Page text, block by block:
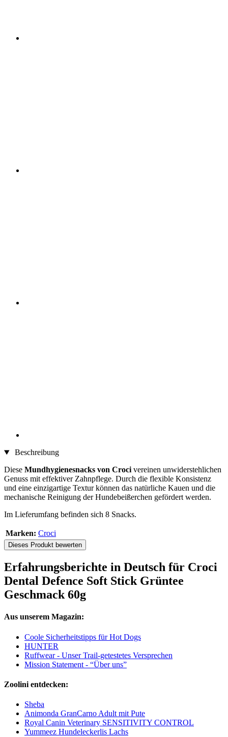
Beschreibung
Diese Mundhygienesnacks von Croci vereinen unwiderstehlichen
Genuss mit effektiver Zahnpflege. Durch die flexible Konsistenz
und eine einzigartige Textur können das natürliche Kauen und die
mechanische Reinigung der Hundebeißerchen gefördert werden.
Im Lieferumfang befinden sich 8 Snacks.
Marken: Croci
Dieses Produkt bewerten
Erfahrungsberichte in Deutsch für Croci
Dental Defence Soft Stick Grüntee
Geschmack 60g
Aus unserem Magazin:
Coole Sicherheitstipps für Hot Dogs
HUNTER
Ruffwear - Unser Trail-getestetes Versprechen
Mission Statement - “Über uns”
Zoolini entdecken:
Sheba
Animonda GranCarno Adult mit Pute
Royal Canin Veterinary SENSITIVITY CONTROL
Yummeez Hundeleckerlis Lachs